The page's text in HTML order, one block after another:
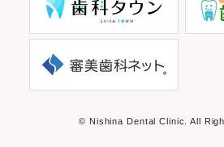
© Nishina Dental Clinic. All